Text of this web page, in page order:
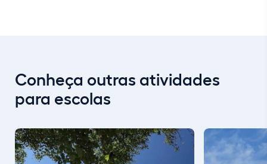
Conheça outras atividades
para escolas